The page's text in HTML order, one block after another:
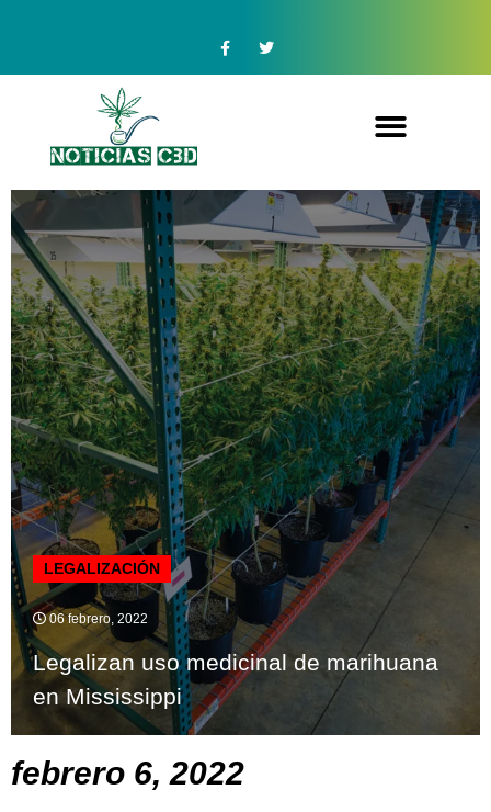
LEGALIZACIÓN
06 febrero, 2022
Legalizan uso medicinal de marihuana
en Mississippi
febrero 6, 2022